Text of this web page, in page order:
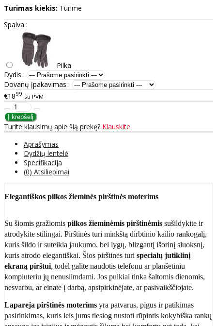
Turimas kiekis: Turime
Spalva :
Pilka
Dydis :
Dovanų įpakavimas :
€1899 su PVM
Turite klausimų apie šią prekę? Klauskite
Aprašymas
Dydžių lentelė
Specifikacija
(0) Atsiliepimai
Elegantiškos pilkos žieminės pirštinės moterims
Su šiomis gražiomis pilkos žieminėmis pirštinėmis sušildykite ir
atrodykite stilingai. Pirštinės turi minkštą dirbtinio kailio rankogalį,
kuris šildo ir suteikia jaukumo, bei lygų, blizgantį išorinį sluoksnį,
kuris atrodo elegantiškai. Šios pirštinės turi specialų jutiklinį
ekraną pirštui, todėl galite naudotis telefonu ar planšetiniu
kompiuteriu jų nenusiimdami. Jos puikiai tinka šaltomis dienomis,
nesvarbu, ar einate į darbą, apsipirkinėjate, ar pasivaikščiojate.
Lapareja pirštinės moterims yra patvarus, pigus ir patikimas
pasirinkimas, kuris leis jums tiesiog nustoti rūpintis kokybiška rankų